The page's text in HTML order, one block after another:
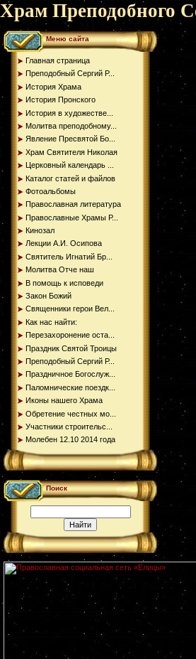
Храм Преподобного
Меню сайта
Главная страница
Преподобный Сергий Р...
История Храма
История Пронского
История в художестве...
Молитва преподобному...
Явление Пресвятой Бо...
Храм Святителя Николая
Церковный календарь ...
Каталог статей и файлов
Фотоальбомы
Православная литература
Православные Храмы Р...
Кинозал
Лекции А.И. Осипова
Святитель Игнатий Бр...
Молитва Отче наш
В помощь к исповеди
Закон Божий
Священники герои Вел...
Как нас найти:
Перезахоронение оста...
Праздник Святой Троицы
Преподобный Сергий Р...
Праздничное Богослуж...
Паломнические поездк...
Иконы нашего Храма
Обретение честных мо...
Участники строительс...
Молебен 12.10 2014 года
Поиск